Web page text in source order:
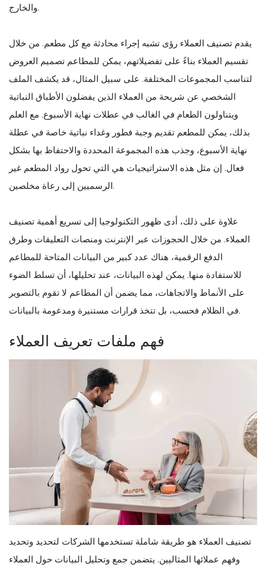
والخارج.
يقدم تصنيف العملاء رؤى تشبه إجراء محادثة مع كل مطعم. من خلال
تقسيم العملاء بناءً على تفضيلاتهم، يمكن للمطاعم تصميم العروض
لتناسب المجموعات المختلفة. على سبيل المثال، قد يكشف الملف
الشخصي عن شريحة من العملاء الذين يفضلون الأطباق النباتية
ويتناولون الطعام في الغالب في عطلات نهاية الأسبوع. مع العلم
بذلك، يمكن للمطعم تقديم وجبة فطور وغداء نباتية خاصة في عطلة
نهاية الأسبوع، وجذب هذه المجموعة المحددة والاحتفاظ بها بشكل
فعال. إن مثل هذه الاستراتيجيات هي التي تحول رواد المطعم غير
الرسميين إلى رعاة مخلصين.
علاوة على ذلك، أدى ظهور التكنولوجيا إلى تسريع أهمية تصنيف
العملاء. من خلال الحجوزات عبر الإنترنت ومنصات التعليقات وطرق
الدفع الرقمية، هناك عدد كبير من البيانات المتاحة للمطاعم
للاستفادة منها. يمكن لهذه البيانات، عند تحليلها، أن تسلط الضوء
على الأنماط والاتجاهات، مما يضمن أن المطاعم لا تقوم بالتصوير
في الظلام فحسب، بل تتخذ قرارات مستنيرة ومدعومة بالبيانات.
فهم ملفات تعريف العملاء
تصنيف العملاء هو طريقة شاملة تستخدمها الشركات لتحديد وتحديد
وفهم عملائها المثاليين. يتضمن جمع وتحليل البيانات حول العملاء